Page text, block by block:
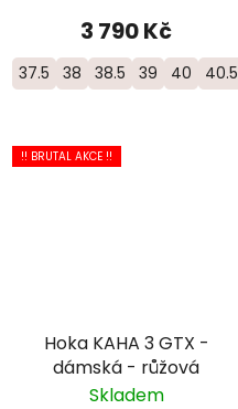
3 790 Kč
37.5 38 38.5 39 40 40.5
!! BRUTAL AKCE !!
Hoka KAHA 3 GTX -
dámská - růžová
Skladem